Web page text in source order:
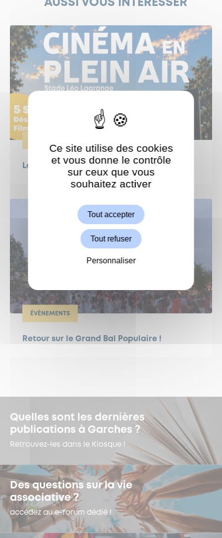
AUSSI VOUS INTÉRESSER
Le Grand Weekend : Ciné en plein air !
ÉVÈNEMENTS
Retour sur le Grand Bal Populaire !
Quelles sont les dernières
publications à Garches ?
Retrouvez-les dans le Kiosque !
Des questions sur la vie
associative ?
accédez au e-forum dédié !
ShareThis est désactivé.
Ce site utilise des cookies
et vous donne le contrôle
sur ceux que vous
souhaitez activer
Tout accepter
Tout refuser
Personnaliser